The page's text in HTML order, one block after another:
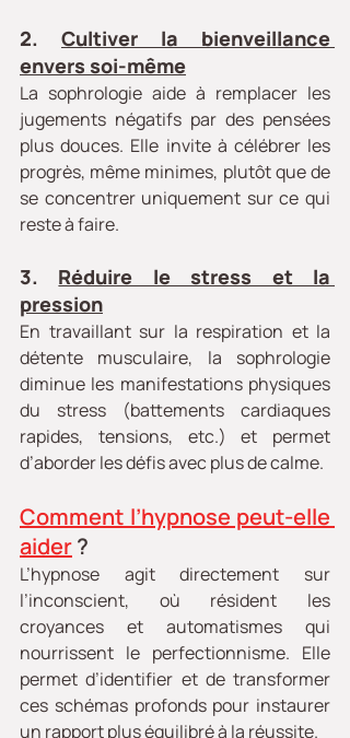
2. Cultiver la bienveillance
envers soi-même
La sophrologie aide à remplacer les
jugements négatifs par des pensées
plus douces. Elle invite à célébrer les
progrès, même minimes, plutôt que de
se concentrer uniquement sur ce qui
reste à faire.
3. Réduire le stress et la
pression
En travaillant sur la respiration et la
détente musculaire, la sophrologie
diminue les manifestations physiques
du stress (battements cardiaques
rapides, tensions, etc.) et permet
d’aborder les défis avec plus de calme.
Comment l’hypnose peut-elle
aider ?
L’hypnose agit directement sur
l’inconscient, où résident les
croyances et automatismes qui
nourrissent le perfectionnisme. Elle
permet d’identifier et de transformer
ces schémas profonds pour instaurer
un rapport plus équilibré à la réussite.